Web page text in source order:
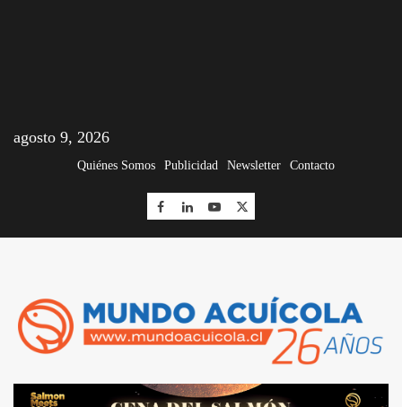
agosto 9, 2026
Quiénes Somos Publicidad Newsletter Contacto